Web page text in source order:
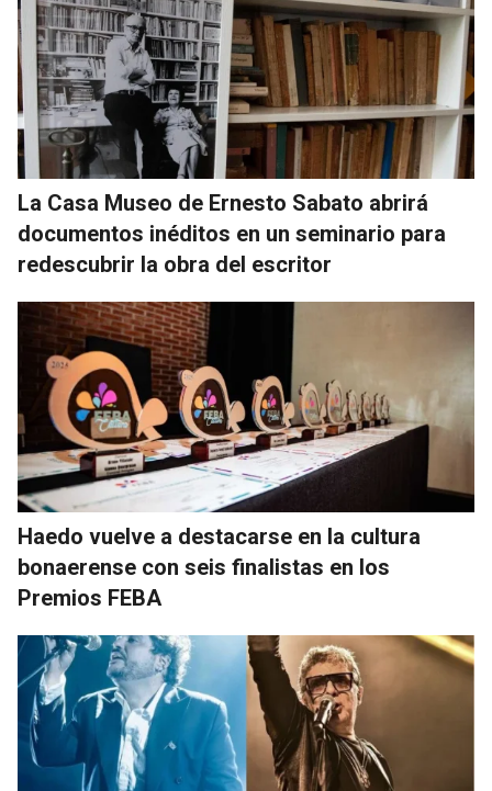
La Casa Museo de Ernesto Sabato abrirá
documentos inéditos en un seminario para
redescubrir la obra del escritor
Haedo vuelve a destacarse en la cultura
bonaerense con seis finalistas en los
Premios FEBA